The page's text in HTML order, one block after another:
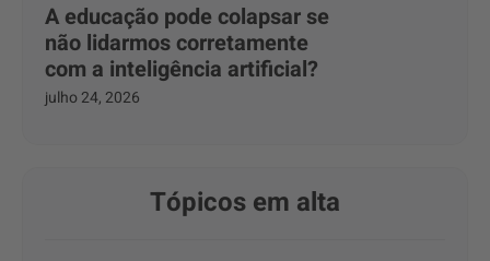
A educação pode colapsar se
não lidarmos corretamente
com a inteligência artificial?
julho 24, 2026
Tópicos em alta